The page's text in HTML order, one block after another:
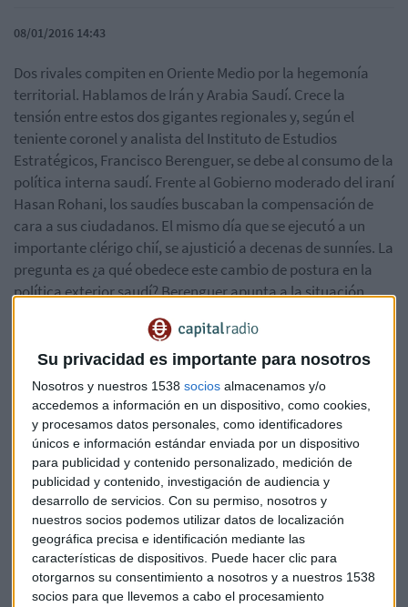
Su privacidad es importante para nosotros
Nosotros y nuestros 1538 socios almacenamos y/o
accedemos a información en un dispositivo, como cookies,
y procesamos datos personales, como identificadores
únicos e información estándar enviada por un dispositivo
para publicidad y contenido personalizado, medición de
publicidad y contenido, investigación de audiencia y
desarrollo de servicios. Con su permiso, nosotros y
nuestros socios podemos utilizar datos de localización
geográfica precisa e identificación mediante las
características de dispositivos. Puede hacer clic para
otorgarnos su consentimiento a nosotros y a nuestros 1538
socios para que llevemos a cabo el procesamiento
08/01/2016 14:43
Dos rivales compiten en Oriente Medio por la hegemonía
territorial. Hablamos de Irán y Arabia Saudí. Crece la
tensión entre estos dos gigantes regionales y, según el
teniente coronel y analista del Instituto de Estudios
Estratégicos, Francisco Berenguer, se debe al consumo de la
política interna saudí. Frente al Gobierno moderado del iraní
Hasan Rohani, los saudíes buscaban la compensación de
cara a sus ciudadanos. El mismo día que se ejecutó a un
importante clérigo chií, se ajustició a decenas de sunníes. La
pregunta es ¿a qué obedece este cambio de postura en la
política exterior saudí? Berenguer apunta a la situación
*Lo sentimos pero el audio ha sido eliminado
Bolsa Economía Mercados Finanzas
Irán Arabia Saudí